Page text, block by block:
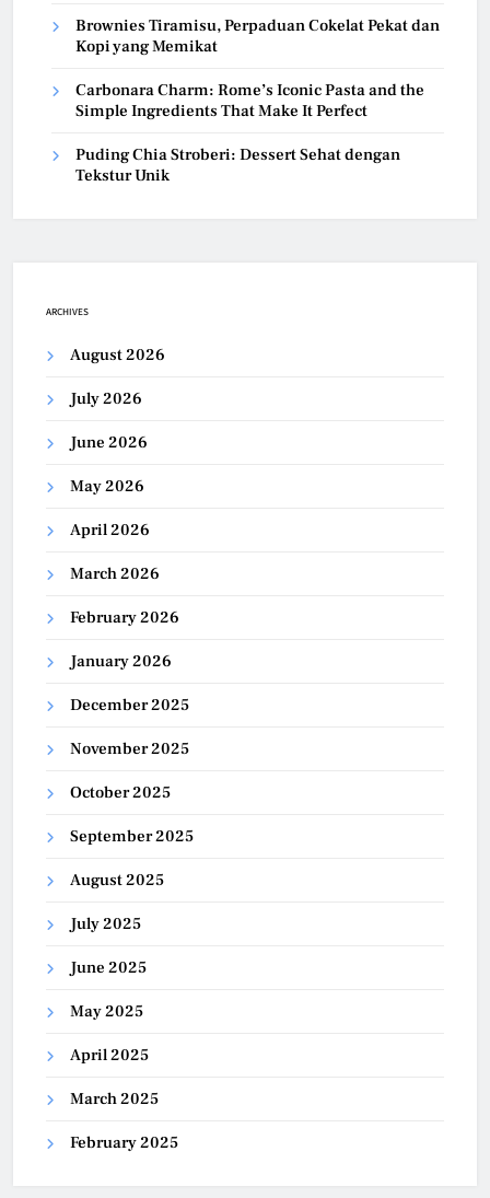
Brownies Tiramisu, Perpaduan Cokelat Pekat dan
Kopi yang Memikat
Carbonara Charm: Rome’s Iconic Pasta and the
Simple Ingredients That Make It Perfect
Puding Chia Stroberi: Dessert Sehat dengan
Tekstur Unik
ARCHIVES
August 2026
July 2026
June 2026
May 2026
April 2026
March 2026
February 2026
January 2026
December 2025
November 2025
October 2025
September 2025
August 2025
July 2025
June 2025
May 2025
April 2025
March 2025
February 2025